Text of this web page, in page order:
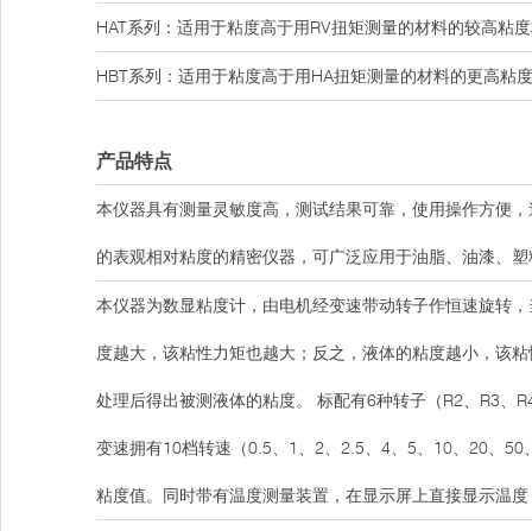
HAT系列：适用于粘度高于用RV扭矩测量的材料的较高粘
HBT系列：适用于粘度高于用HA扭矩测量的材料的更高粘
产品特点
本仪器具有测量灵敏度高，测试结果可靠，使用操作方便
的表观相对粘度的精密仪器，可广泛应用于油脂、油漆、
本仪器为数显粘度计，由电机经变速带动转子作恒速旋转
度越大，该粘性力矩也越大；反之，液体的粘度越小，该
处理后得出被测液体的粘度。 标配有6种转子（R2、R3、
变速拥有10档转速（0.5、1、2、2.5、4、5、10、20、
粘度值。同时带有温度测量装置，在显示屏上直接显示温